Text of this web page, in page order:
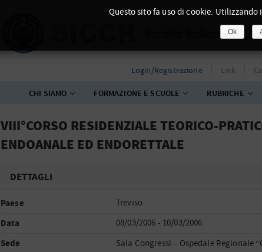
Login/Registrazione Link
CHI SIAMO FORMAZIONE E SCUOLE RUBRICHE
VIII°CORSO RESIDENZIALE TEORICO-
ENDOANALE ED ENDORETTALE
DETTAGLI
Paese Treviso
Data 08/03/2006 - 10/03/2006
Sede
Sala Congressi – Ospedale Regionale
Questo sito fa uso di cookie.
Ok